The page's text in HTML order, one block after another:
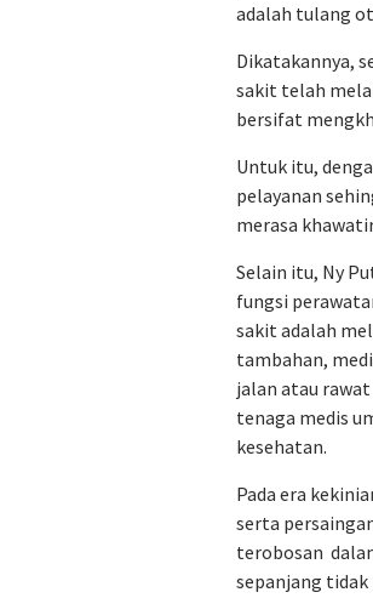
adalah tulang
Dikatakannya,
sakit telah
bersifat
Untuk itu,
pelayanan
merasa
Selain itu, Ny
fungsi
sakit adalah
tambahan,
jalan atau
tenaga medis
kesehatan.
Pada era
serta
terobosan
sepanjang